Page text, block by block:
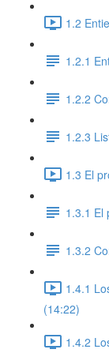
1.2
1.2.1
1.2.2
1.2.3
1.3 El
1.3.1 El
1.3.2
1.4.1
(14:22)
1.4.2